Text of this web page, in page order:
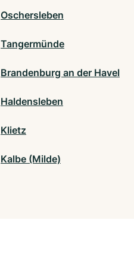
Oschersleben
Tangermünde
Brandenburg an der Havel
Haldensleben
Klietz
Kalbe (Milde)